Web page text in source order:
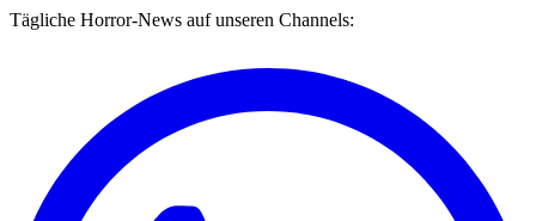
Tägliche Horror-News auf unseren Channels: